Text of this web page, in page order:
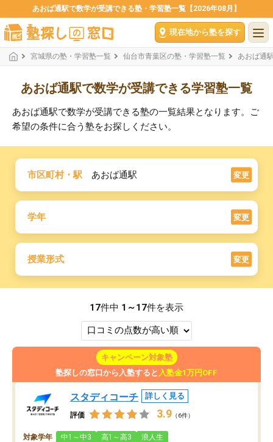
あおば通駅で数学が受講できる塾・学習塾一覧【2026年08月】
現在地から塾を探す
宮城県の塾・学習塾一覧 仙台市青葉区の塾・学習塾一覧 あおば通
あおば通駅で数学が受講できる学習塾一覧
あおば通駅で数学が受講できる塾の一覧結果となります。ご
希望の条件に合う塾をお探しください。
市区町村・駅 あおば通駅 変更
学年 変更
授業形式 変更
17件中 1～17件を表示
キャンペーン対象塾
塾探しの窓口から入塾すると 入塾金1万円OFF
スタディコーチ 詳しく見る
評価 3.9 （6件）
対象学年 中1～中3 高1～高3 浪人生